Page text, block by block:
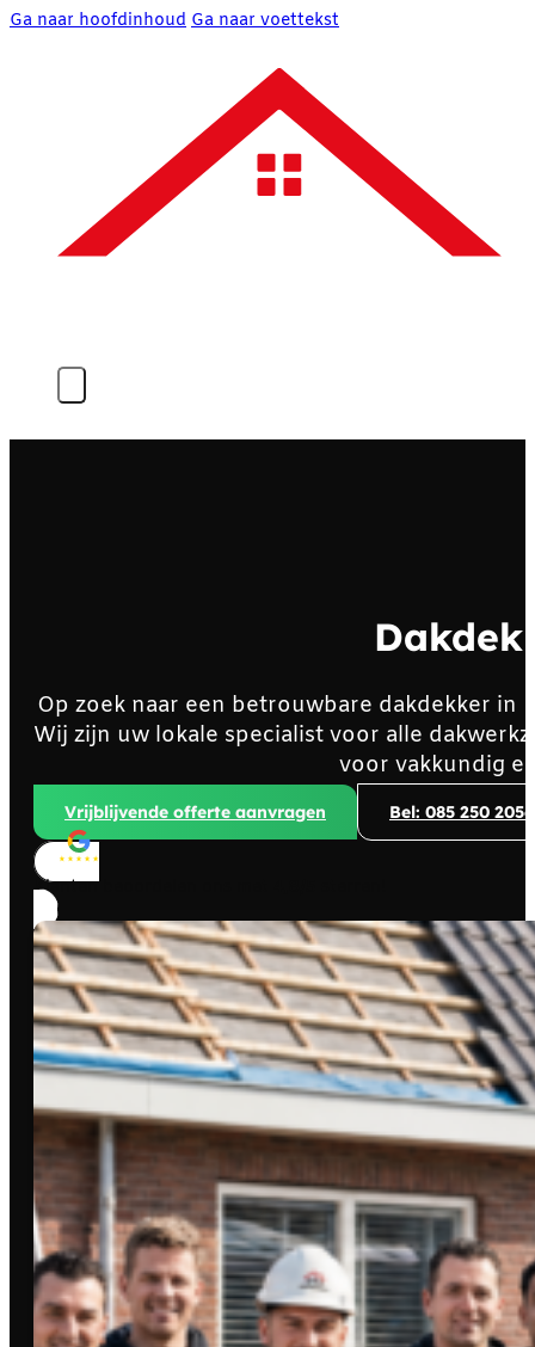
Ga naar hoofdinhoud Ga naar voettekst
Op zoek naar een betrouwbare dakdekker in
Wij zijn uw lokale specialist voor alle
voor vakkundig
Vrijblijvende offerte aanvragen Bel: 085 250 2056
Klanten beoordelen ons met